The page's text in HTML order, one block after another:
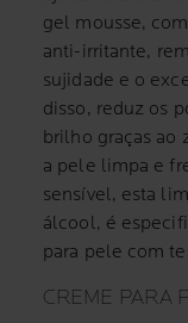
gel mousse,
anti-irritante,
sujidade e o
disso, reduz os
brilho graças ao
a pele limpa e
sensível, esta
álcool, é
para pele com
CREME PARA